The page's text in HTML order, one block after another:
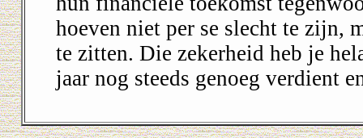
hoeven niet per se slecht te zijn,
te zitten. Die zekerheid heb je
jaar nog steeds genoeg verdient